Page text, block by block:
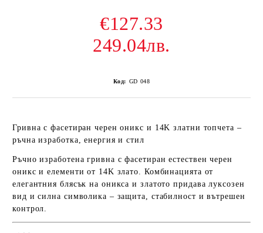
€127.33
249.04лв.
Код: GD 048
Гривна с фасетиран черен оникс и 14K златни топчета –
ръчна изработка, енергия и стил
Ръчно изработена гривна с фасетиран естествен черен
оникс и елементи от 14K злато. Комбинацията от
елегантния блясък на оникса и златото придава луксозен
вид и силна символика – защита, стабилност и вътрешен
контрол.